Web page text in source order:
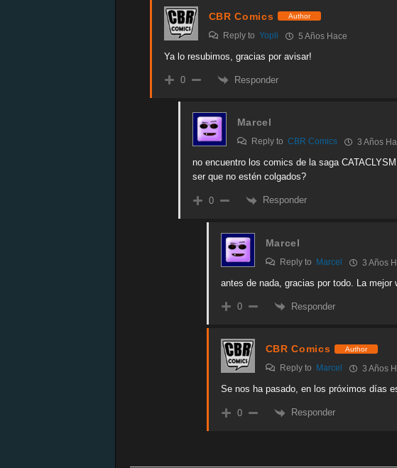
CBR Comics Author
Reply to Yopli 5 Años Hace
Ya lo resubimos, gracias por avisar!
0 Responder
Marcel
Reply to CBR Comics 3 Años
no encuentro los comics de la saga
ser que no estén colgados?
0 Responder
Marcel
Reply to Marcel 3 Años
antes de nada, gracias por todo. La mejor
0 Responder
CBR Comics Author
Reply to Marcel 3 Años
Se nos ha pasado, en los próximos días
0 Responder